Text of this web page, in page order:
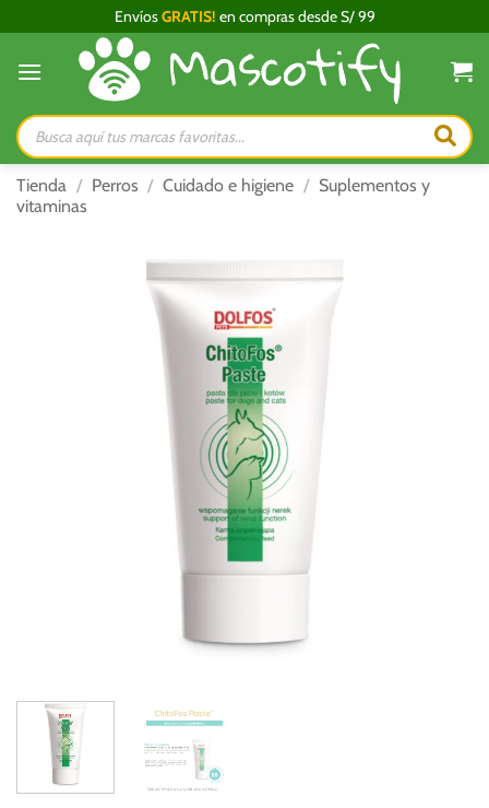
al
contenido
EnvíosGRATIS! en compras desde S/ 99
Búsqueda
de
productos
Tienda / Perros / Cuidado e higiene / Suplementos y
vitaminas